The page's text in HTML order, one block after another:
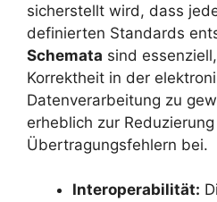
sicherstellt wird, dass
definierten Standards
Schemata sind
Korrektheit in der
Datenverarbeitung zu
erheblich zur
Übertragungsfehlern bei.
Interoperabilität: